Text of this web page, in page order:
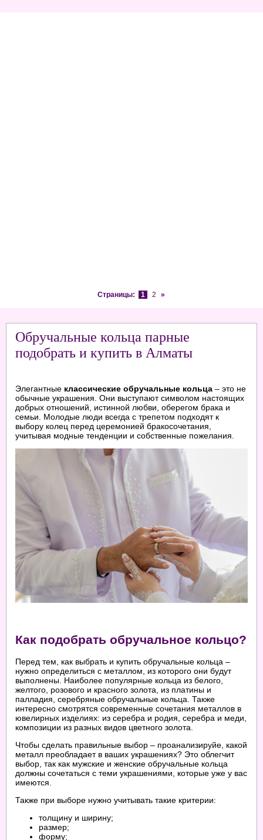
Страницы: 1 2 »
Обручальные кольца парные
подобрать и купить в Алматы
Элегантные классические обручальные кольца – это не
обычные украшения. Они выступают символом настоящих
добрых отношений, истинной любви, оберегом брака и
семьи. Молодые люди всегда с трепетом подходят к
выбору колец перед церемонией бракосочетания,
учитывая модные тенденции и собственные пожелания.
Как подобрать обручальное кольцо?
Перед тем, как выбрать и купить обручальные кольца –
нужно определиться с металлом, из которого они будут
выполнены. Наиболее популярные кольца из белого,
желтого, розового и красного золота, из платины и
палладия, серебряные обручальные кольца. Также
интересно смотрятся современные сочетания металлов в
ювелирных изделиях: из серебра и родия, серебра и меди,
композиции из разных видов цветного золота.
Чтобы сделать правильные выбор – проанализируйе, какой
металл преобладает в ваших украшениях? Это облегчит
выбор, так как мужские и женские обручальные кольца
должны сочетаться с теми украшениями, которые уже у вас
имеются.
Также при выборе нужно учитывать такие критерии:
толщину и ширину;
размер;
форму;